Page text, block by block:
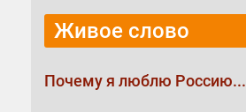
Живое слово
Почему я люблю Россию...